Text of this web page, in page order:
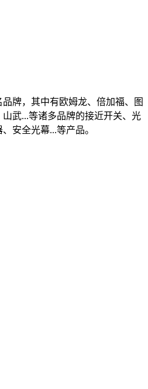
牌，其中有欧姆龙、倍加福、图
武...等诸多品牌的接近开关、光
安全光幕...等产品。